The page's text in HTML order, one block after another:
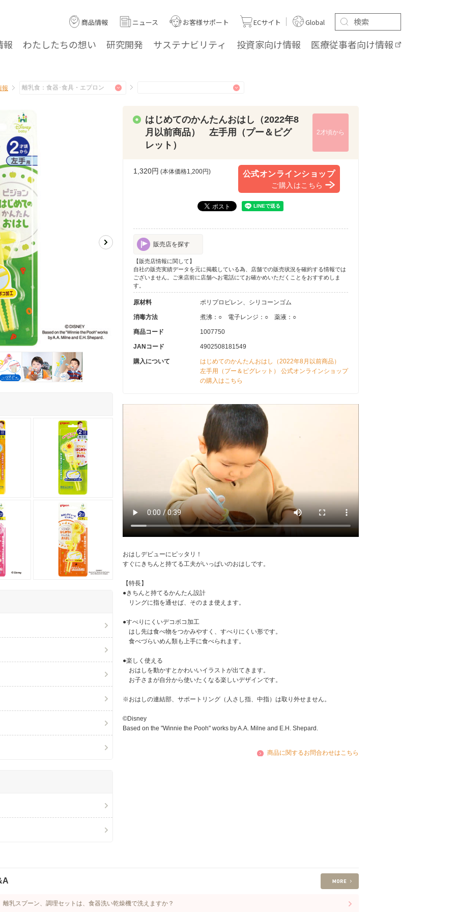
報 わたしたちの想い 研究開発 サステナビリティ 投資家向け情報 医療従事者向け情報
商品情報 ニュース お客様サポート ECサイト Global
報
はじめてのかんたんおはし（2022年8
月以前商品） 左手用（プー＆ピグ
レット）
2才頃から
1,320円 (本体価格1,200円) 公式オンラインショップ
ご購入はこちら
販売店を探す
【販売店情報に関して】
自社の販売実績データを元に掲載している為、店舗での販売状況を確約する情報では
ございません。ご来店前に店舗へお電話にてお確かめいただくことをおすすめしま
す。
原材料 ポリプロピレン、シリコーンゴム
消毒方法 煮沸：○ 電子レンジ：○ 薬液：○
商品コード 1007750
JANコード 4902508181549
購入について
はじめてのかんたんおはし（2022年8月以前商品）
左手用（プー＆ピグレット） 公式オンラインショップ
の購入はこちら
おはしデビューにピッタリ！
すぐにきちんと持てる工夫がいっぱいのおはしです。
【特長】
●きちんと持てるかんたん設計
リングに指を通せば、そのまま使えます。
●すべりにくいデコボコ加工
はし先は食べ物をつかみやすく、すべりにくい形です。
食べづらいめん類も上手に食べられます。
●楽しく使える
おはしを動かすとかわいいイラストが出てきます。
お子さまが自分から使いたくなる楽しいデザインです。
※おはしの連結部、サポートリング（人さし指、中指）は取り外せません。
©Disney
Based on the "Winnie the Pooh" works by A.A. Milne and E.H. Shepard.
商品に関するお問合わせはこちら
乳スプーン、調理セットは、食器洗い乾燥機で洗えますか？